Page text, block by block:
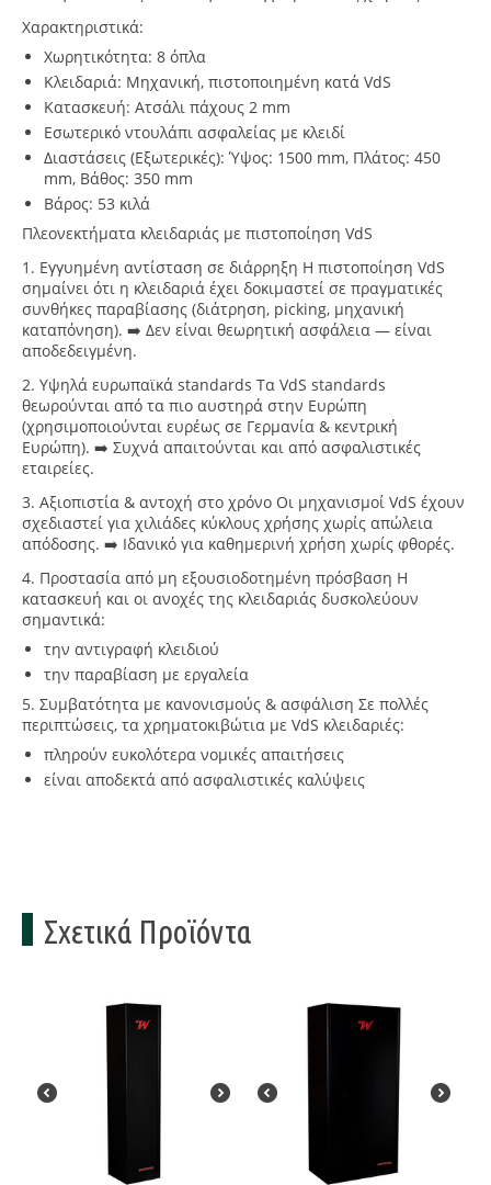
Χαρακτηριστικά:
Χωρητικότητα: 8 όπλα
Κλειδαριά: Μηχανική, πιστοποιημένη κατά VdS
Κατασκευή: Ατσάλι πάχους 2 mm
Εσωτερικό ντουλάπι ασφαλείας με κλειδί
Διαστάσεις (Εξωτερικές): Ύψος: 1500 mm, Πλάτος: 450
mm, Βάθος: 350 mm
Βάρος: 53 κιλά
Πλεονεκτήματα κλειδαριάς με πιστοποίηση VdS
1. Εγγυημένη αντίσταση σε διάρρηξη Η πιστοποίηση VdS
σημαίνει ότι η κλειδαριά έχει δοκιμαστεί σε πραγματικές
συνθήκες παραβίασης (διάτρηση, picking, μηχανική
καταπόνηση). ➡️ Δεν είναι θεωρητική ασφάλεια — είναι
αποδεδειγμένη.
2. Υψηλά ευρωπαϊκά standards Τα VdS standards
θεωρούνται από τα πιο αυστηρά στην Ευρώπη
(χρησιμοποιούνται ευρέως σε Γερμανία & κεντρική
Ευρώπη). ➡️ Συχνά απαιτούνται και από ασφαλιστικές
εταιρείες.
3. Αξιοπιστία & αντοχή στο χρόνο Οι μηχανισμοί VdS έχουν
σχεδιαστεί για χιλιάδες κύκλους χρήσης χωρίς απώλεια
απόδοσης. ➡️ Ιδανικό για καθημερινή χρήση χωρίς φθορές.
4. Προστασία από μη εξουσιοδοτημένη πρόσβαση Η
κατασκευή και οι ανοχές της κλειδαριάς δυσκολεύουν
σημαντικά:
την αντιγραφή κλειδιού
την παραβίαση με εργαλεία
5. Συμβατότητα με κανονισμούς & ασφάλιση Σε πολλές
περιπτώσεις, τα χρηματοκιβώτια με VdS κλειδαριές:
πληρούν ευκολότερα νομικές απαιτήσεις
είναι αποδεκτά από ασφαλιστικές καλύψεις
Σχετικά Προϊόντα